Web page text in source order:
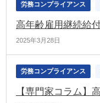
労務コンプライアンス
2025年3月28日
労務コンプライアンス